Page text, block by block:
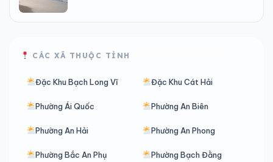
CÁC XÃ THUỘC TỈNH
Đặc Khu Bạch Long Vĩ Đặc Khu Cát Hải
Phường Ái Quốc Phường An Biên
Phường An Hải Phường An Phong
Phường Bắc An Phụ Phường Bạch Đằng